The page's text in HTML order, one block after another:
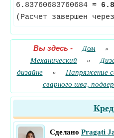
6.83760683760684 ≈
(Расчет завершен
Вы здесь - Дом »
Механический
»
дизайне
»
Напряжение
сварного шва,
Сделано Pragati